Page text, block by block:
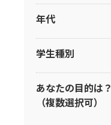
年代
学生種別
あなたの目的は？
（複数選択可）